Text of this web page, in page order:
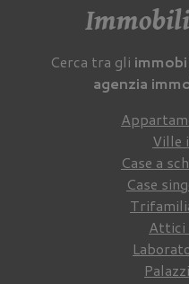
Cerca tra gli
agenzia
Ville
Case a
Case
Attici